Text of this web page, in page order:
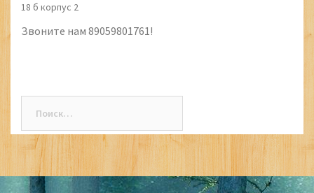
18 б корпус 2
Звоните нам 89059801761!